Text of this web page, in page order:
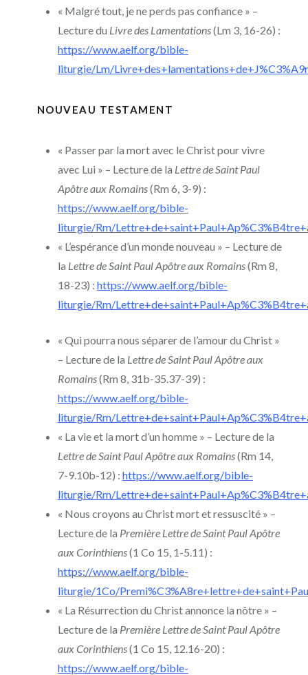
« Malgré tout, je ne perds pas confiance » –
Lecture du Livre des Lamentations(Lm 3, 16-26) :
https://www.aelf.org/bible-
liturgie/Lm/
NOUVEAU TESTAMENT
« Passer par la mort avec le Christ pour vivre
avec Lui » – Lecture de la Lettre de Saint Paul
Apôtre aux Romains(Rm 6, 3-9) :
https://www.aelf.org/bible-
liturgie/Rm/
« L’espérance d’un monde nouveau » – Lecture de
la Lettre de Saint Paul Apôtre aux Romains(Rm 8,
18-23) : https://www.aelf.org/bible-
liturgie/Rm/
« Qui pourra nous séparer de l’amour du Christ »
– Lecture de la Lettre de Saint Paul Apôtre aux
Romains(Rm 8, 31b-35.37-39) :
https://www.aelf.org/bible-
liturgie/Rm/
« La vie et la mort d’un homme » – Lecture de la
Lettre de Saint Paul Apôtre aux Romains(Rm 14,
7-9.10b-12) : https://www.aelf.org/bible-
liturgie/Rm/
« Nous croyons au Christ mort et ressuscité » –
Lecture de la Première Lettre de Saint Paul Apôtre
aux Corinthiens(1 Co 15, 1-5.11) :
https://www.aelf.org/bible-
liturgie/1Co/
« La Résurrection du Christ annonce la nôtre » –
Lecture de la Première Lettre de Saint Paul Apôtre
aux Corinthiens(1 Co 15, 12.16-20) :
https://www.aelf.org/bible-